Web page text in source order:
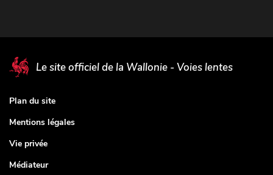
Le site officiel de la Wallonie - Voies lentes
Plan du site
Mentions légales
Vie privée
Médiateur